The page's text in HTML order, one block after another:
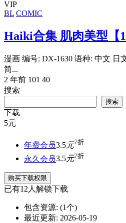
VIP
BL COMIC
Haiki合集 肌肉美型【
漫画 编号: DX-1630 语种: 中文 日
简...
2 年前 101 40
搜索
搜索
下载
5元
年费会员3.5元7折
永久会员3.5元7折
购买下载权限
已有12人解锁下载
包含资源: (1个)
最近更新: 2026-05-19